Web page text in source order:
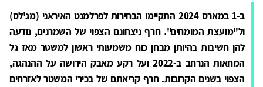
ב-1 במארס 2024 התקיימו הבחירות לפרלמנט האיראני (מג'לס)
ול"מועצת המומחים". חרף ניצחונם הצפוי של השמרנים, נודעה
להן חשיבות בהיותן מבחן כוח משמעותי ראשון למשטר מאז גל
המחאות הנרחב ב-2022 ועל רקע מאבק הירושה על ההנהגה,
הצפוי בשנים הקרובות. חרף קריאתם של בכירי המשטר לאזרחים